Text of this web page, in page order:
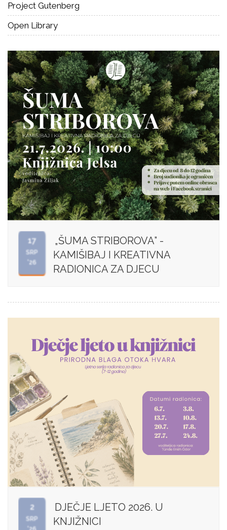
Project Gutenberg
Open Library
17
SRP
'26
„ŠUMA STRIBOROVA” -
KAMIŠIBAJ I KREATIVNA
RADIONICA ZA DJECU
2
SRP
DJEČJE LJETO 2026. U
KNJIŽNICI